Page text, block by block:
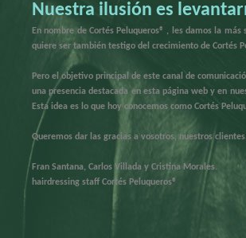
Nuestra ilusión es
En nombre de Cortés Peluqueros® , les damos la
quiere ser también testigo del crecimiento de Cortés
Pero el objetivo principal de este canal de
una presencia destacada en esta página web y en
Esta idea es lo que hoy conocemos como Cortés
Queremos dar las gracias a vosotros, nuestros
Fran Santana, Carlos Villada y Cristina Morales.
hairdressing staff Cortés Peluqueros®